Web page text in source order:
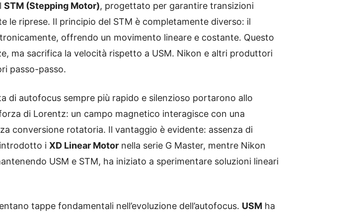
STM (Stepping Motor), progettato per garantire transizioni
le riprese. Il principio del STM è completamente diverso: il
offrendo un movimento lineare e costante. Questo
ma sacrifica la velocità rispetto a USM. Nikon e altri produttori
passo-passo.
di autofocus sempre più rapido e silenzioso portarono allo
di Lorentz: un campo magnetico interagisce con una
conversione rotatoria. Il vantaggio è evidente: assenza di
i XD Linear Motor nella serie G Master, mentre Nikon
USM e STM, ha iniziato a sperimentare soluzioni lineari
tappe fondamentali nell’evoluzione dell’autofocus. USM ha